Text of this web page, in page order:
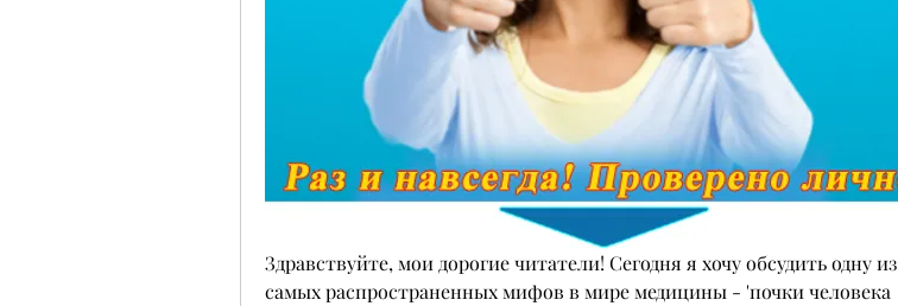
Здравствуйте, мои дорогие читатели! Сегодня я хочу обсудить одну из
самых распространенных мифов в мире медицины - 'почки человека